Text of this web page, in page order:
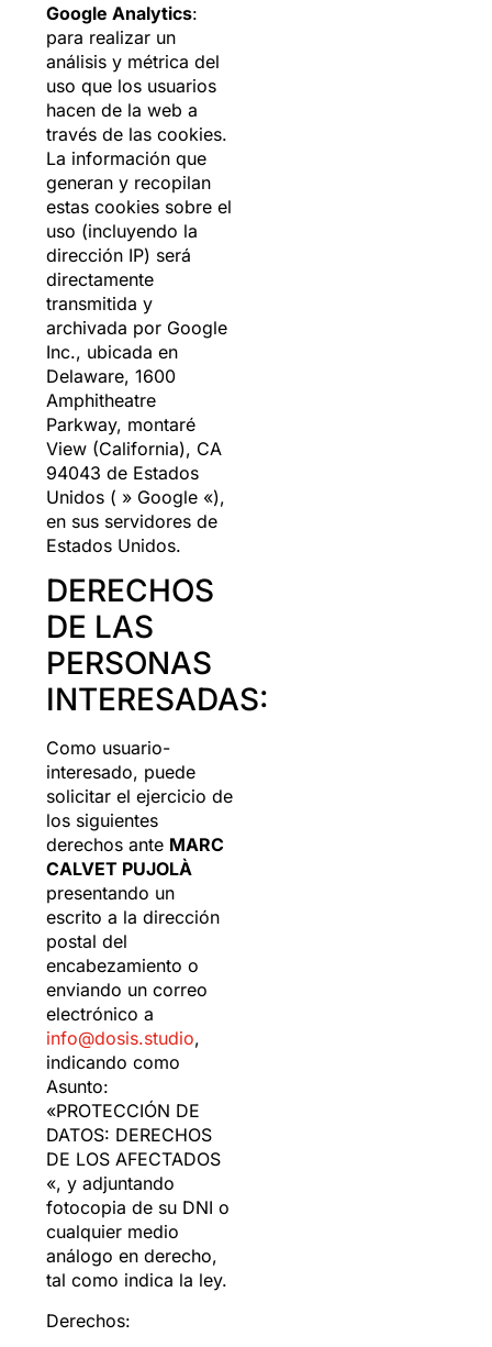
Google Analytics:
para realizar un
análisis y métrica del
uso que los usuarios
hacen de la web a
través de las cookies.
La información que
generan y recopilan
estas cookies sobre el
uso (incluyendo la
dirección IP) será
directamente
transmitida y
archivada por Google
Inc., ubicada en
Delaware, 1600
Amphitheatre
Parkway, montaré
View (California), CA
94043 de Estados
Unidos ( » Google «),
en sus servidores de
Estados Unidos.
DERECHOS
DE LAS
PERSONAS
INTERESADAS:
Como usuario-
interesado, puede
solicitar el ejercicio de
los siguientes
derechos ante MARC
CALVET PUJOLÀ
presentando un
escrito a la dirección
postal del
encabezamiento o
enviando un correo
electrónico a
info@dosis.studio,
indicando como
Asunto:
«PROTECCIÓN DE
DATOS: DERECHOS
DE LOS AFECTADOS
«, y adjuntando
fotocopia de su DNI o
cualquier medio
análogo en derecho,
tal como indica la ley.
Derechos: